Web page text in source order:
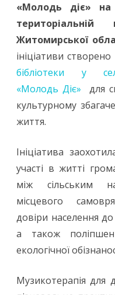
«Молодь діє» на
Житомирської
ініціативи
бібліотеки у
«Молодь Діє»
для
культурному
життя.
Ініціатива
участі в житті
між сільським
місцевого
довіри населення
а також
екологічної
Музикотерапія для